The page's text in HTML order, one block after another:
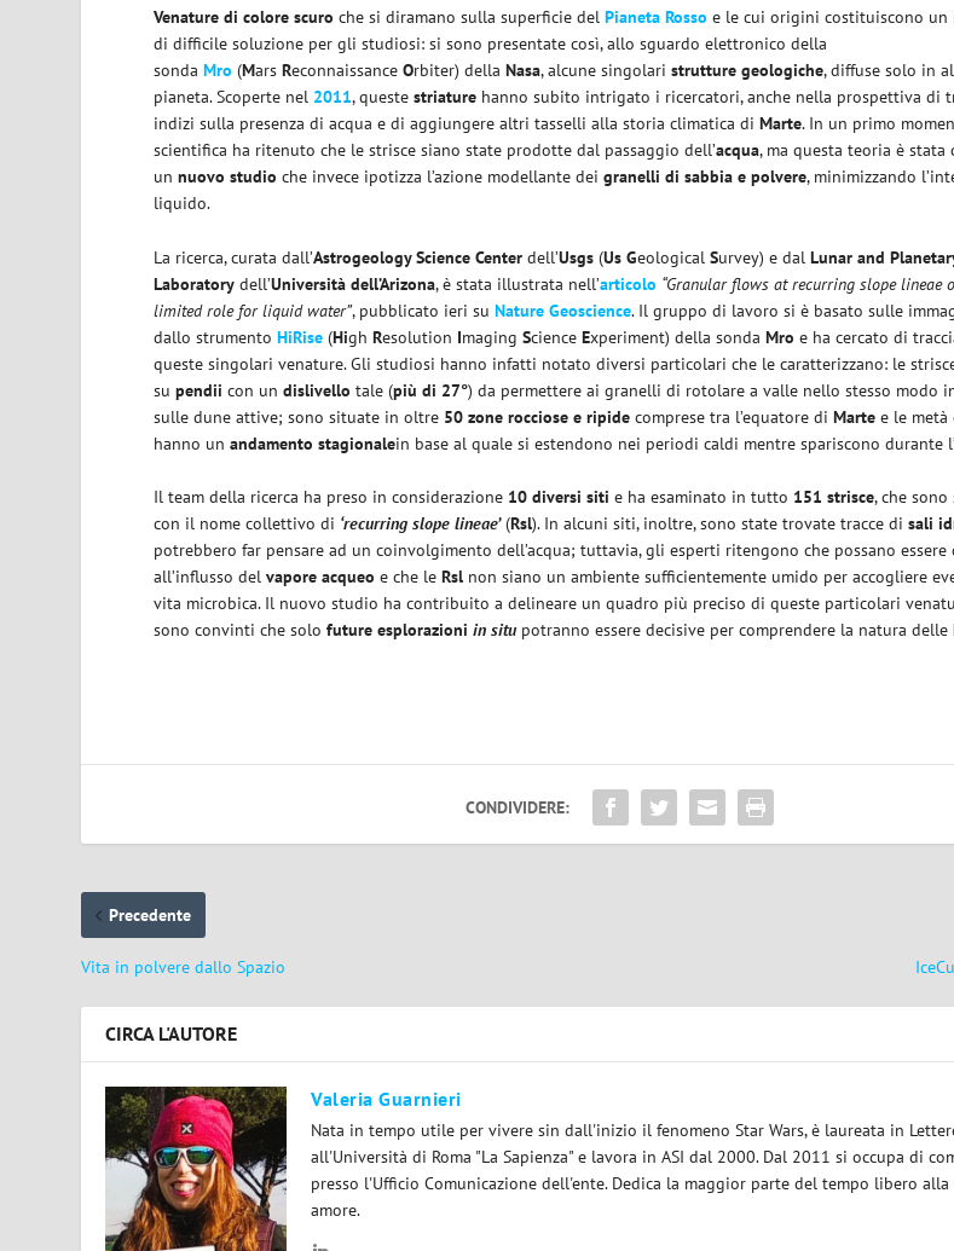
Venature di colore scuro che si diramano sulla superficie delPianeta Rosso e le cui origini costituiscono un
di difficile soluzione per gli studiosi: si sono presentate così, allo sguardo elettronico della
sondaMro (MarsReconnaissanceOrbiter) dellaNasa, alcune singolaristrutture geologiche, diffuse solo in
pianeta. Scoperte nel 2011, questestriature hanno subito intrigato i ricercatori, anche nella prospettiva di
indizi sulla presenza di acqua e di aggiungere altri tasselli alla storia climatica diMarte. In un primo
scientifica ha ritenuto che le strisce siano state prodotte dal passaggio dell’acqua, ma questa teoria è stata
unnuovo studio che invece ipotizza l’azione modellante deigranelli di sabbia e polvere, minimizzando
liquido.
La ricerca, curata dall’Astrogeology Science Center dell’Usgs (Us GeologicalSurvey) e dalLunar and
Laboratory dell’Università dell’Arizona, è stata illustrata nell’articolo “Granular flows at recurring slope lineae
limited role for liquid water”, pubblicato ieri suNature Geoscience. Il gruppo di lavoro si è basato sulle
dallo strumentoHiRise (HighResolution ImagingScienceExperiment) della sondaMro e ha cercato di
queste singolari venature. Gli studiosi hanno infatti notato diversi particolari che le caratterizzano: le
supendii con undislivello tale (più di 27°) da permettere ai granelli di rotolare a valle nello stesso modo
sulle dune attive; sono situate in oltre 50 zone rocciose e ripide comprese tra l’equatore diMarte e le metà
hanno unandamento stagionalein base al quale si estendono nei periodi caldi mentre spariscono durante
Il team della ricerca ha preso in considerazione 10 diversi siti e ha esaminato in tutto 151 strisce, che
con il nome collettivo di ‘recurring slope lineae’ (Rsl). In alcuni siti, inoltre, sono state trovate tracce disali
potrebbero far pensare ad un coinvolgimento dell’acqua; tuttavia, gli esperti ritengono che possano essere
all’influsso delvapore acqueo e che le Rsl non siano un ambiente sufficientemente umido per accogliere
vita microbica. Il nuovo studio ha contribuito a delineare un quadro più preciso di queste particolari
sono convinti che solofuture esplorazioniin situ potranno essere decisive per comprendere la natura delle
CONDIVIDERE:
Precedente
Vita in polvere dallo Spazio
CIRCA L'AUTORE
Valeria Guarnieri
Nata in tempo utile per vivere sin dall'inizio il fenomeno Star Wars, è laureata in
all'Università di Roma "La Sapienza" e lavora in ASI dal 2000. Dal 2011 si occupa di
presso l'Ufficio Comunicazione dell'ente. Dedica la maggior parte del tempo libero
amore.